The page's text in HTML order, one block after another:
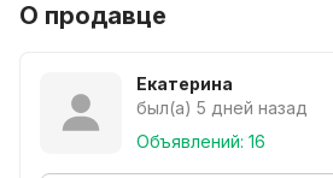
О продавце
Екатерина
был(а) 5 дней назад
Объявлений: 16